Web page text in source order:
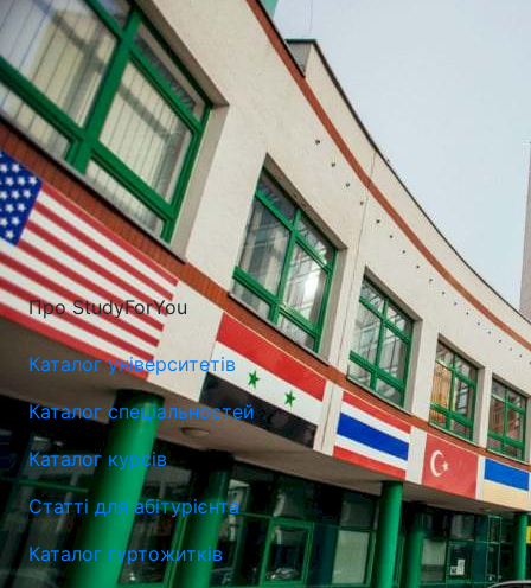
Університет Лазарського у Варшаві (Lazarski University)
Варшава, Польща
Про StudyForYou
Каталог університетів
Каталог спеціальностей
Каталог курсів
Статті для абітурієнта
Каталог гуртожитків